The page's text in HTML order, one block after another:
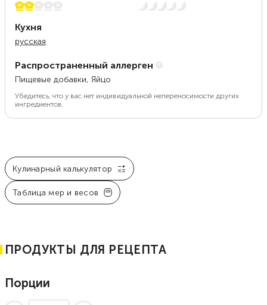
2 из 5
Нет остроты
Кухня
русская
Распространенный аллерген
Пищевые добавки, Яйцо
Убедитесь, что у вас нет индивидуальной непереносимости других
ингредиентов.
Кулинарный калькулятор
Таблица мер и весов
ПРОДУКТЫ ДЛЯ РЕЦЕПТА
Порции